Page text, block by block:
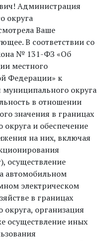
Администрация
округа
Ваше
В соответствии со
№ 131-ФЗ «Об
местного
Федерации» к
муниципального округа
в отношении
значения в границах
и обеспечение
на них, включая
осуществление
автомобильном
электрическом
в границах
организация
осуществление иных